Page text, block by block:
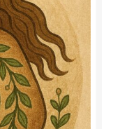
haiku’s